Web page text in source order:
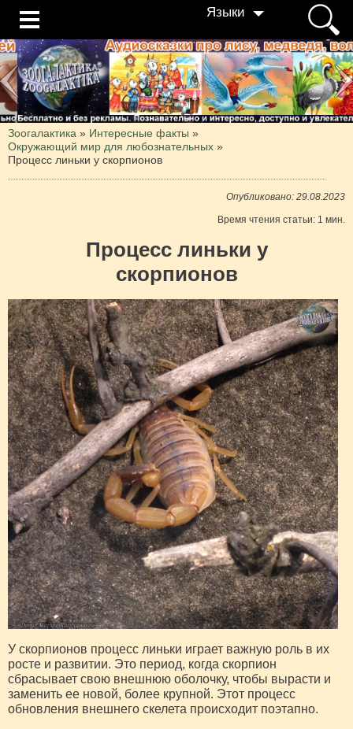
Языки
Зоогалактика » Интересные факты »
Окружающий мир для любознательных »
Процесс линьки у скорпионов
Опубликовано: 29.08.2023
Время чтения статьи: 1 мин.
Процесс линьки у
скорпионов
У скорпионов процесс линьки играет важную роль в их
росте и развитии. Это период, когда скорпион
сбрасывает свою внешнюю оболочку, чтобы вырасти и
заменить ее новой, более крупной. Этот процесс
обновления внешнего скелета происходит поэтапно.